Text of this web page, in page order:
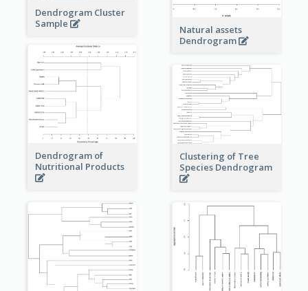
Dendrogram Cluster
Sample
Natural assets
Dendrogram
Dendrogram of
Nutritional Products
Clustering of Tree
Species Dendrogram